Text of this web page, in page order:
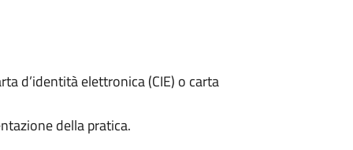
d’identità elettronica (CIE) o carta
della pratica.